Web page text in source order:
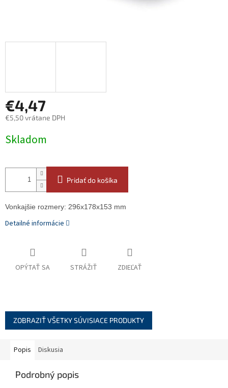
€4,47
€5,50 vrátane DPH
cena:
Skladom
Pridať do košíka
Vonkajšie rozmery: 296x178x153 mm
Detailné informácie
OPÝTAŤ SA STRÁŽIŤ ZDIEĽAŤ
ZOBRAZIŤ VŠETKY SÚVISIACE PRODUKTY
Popis Diskusia
Podrobný popis